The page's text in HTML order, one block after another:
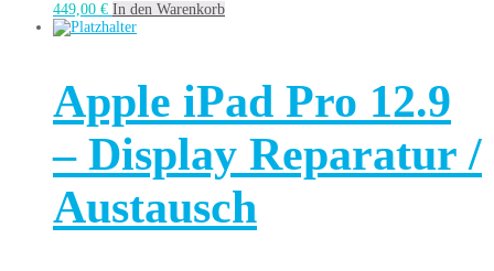
449,00 € In den Warenkorb
Apple iPad Pro 12.9
– Display Reparatur /
Austausch